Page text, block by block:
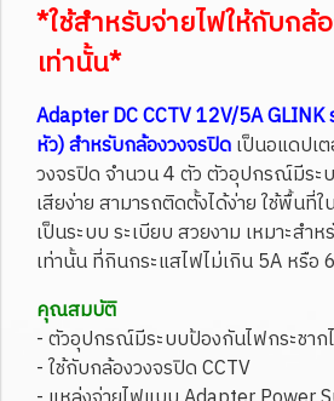
*ใช้สำหรับจ่ายไฟให้กับกล้
เท่านั้น*
Adapter DC CCTV 12V/5A
หัว)สำหรับกล้องวงจรปิดเป็นอแดปเ
วงจรปิด จำนวน 4 ตัว ตัวอุปกรณ์มีระ
เสียง่าย สามารถติดตั้งได้ง่าย ใช้พื้นที่
เป็นระบบ ระเบียบ สวยงาม เหมาะสำ
เท่านั้น ที่กินกระแสไฟไม่เกิน 5A หรือ
คุณสมบัติ
- ตัวอุปกรณ์มีระบบป้องกันไฟกระชาก
- ใช้กับกล้องวงจรปิด CCTV